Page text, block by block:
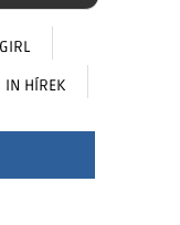
IN HÍREK